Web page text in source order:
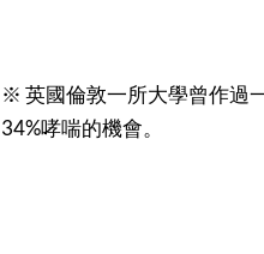
※ 英國倫敦一所大學曾作過
34%哮喘的機會。